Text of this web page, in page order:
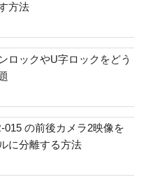
方法
ロックやU字ロックをどう
015 の前後カメラ2映像を
に分離する方法